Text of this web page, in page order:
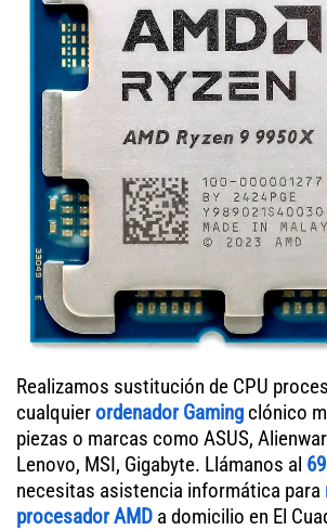
Realizamos sustitución de CPU
cualquierordenador Gaming clónico
piezas o marcas como ASUS,
Lenovo, MSI, Gigabyte. Llámanos al
necesitas asistencia informática para
procesador AMD a domicilio en El